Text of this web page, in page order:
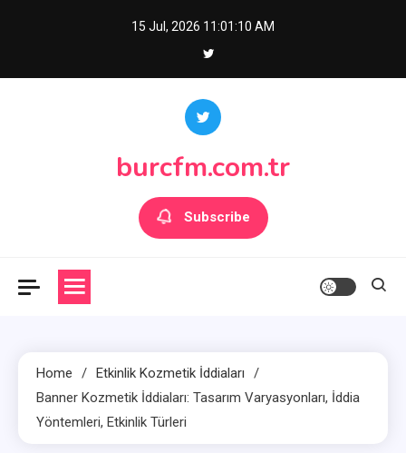
15 Jul, 2026 11:01:12 AM
burcfm.com.tr
Subscribe
Home
Etkinlik Kozmetik İddiaları
Banner Kozmetik İddiaları: Tasarım Varyasyonları, İddia
Yöntemleri, Etkinlik Türleri